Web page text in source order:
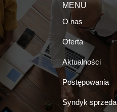
MENU
O nas
Oferta
Aktualności
Postępowania
Syndyk sprzeda